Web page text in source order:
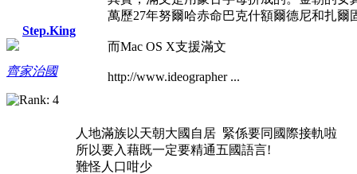
Step.King
齊家治國
萬歷27年努爾哈赤命巴克什額爾德尼和扎
而Mac OS X支援滿文
http://www.ideographer ...
人地滿族以天朝大國自居 緊係要同國際接軌啦
所以要入藉既一定要精通五國語言!
難怪人口咁少